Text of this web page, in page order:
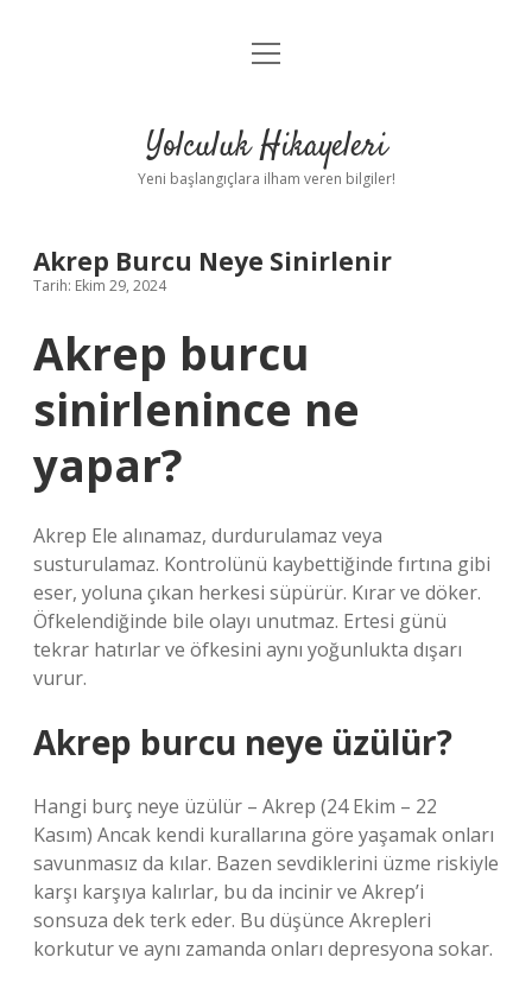
Anasayfa
Yasal Uyarı
menüyü
Yolculuk Hikayeleri
Yeni başlangıçlara ilham veren bilgiler!
Akrep Burcu Neye Sinirlenir
Tarih: Ekim 29, 2024
Akrep burcu
sinirlenince ne
yapar?
Akrep Ele alınamaz, durdurulamaz veya
susturulamaz. Kontrolünü kaybettiğinde fırtına gibi
eser, yoluna çıkan herkesi süpürür. Kırar ve döker.
Öfkelendiğinde bile olayı unutmaz. Ertesi günü
tekrar hatırlar ve öfkesini aynı yoğunlukta dışarı
vurur.
Akrep burcu neye üzülür?
Hangi burç neye üzülür – Akrep (24 Ekim – 22
Kasım) Ancak kendi kurallarına göre yaşamak onları
savunmasız da kılar. Bazen sevdiklerini üzme riskiyle
karşı karşıya kalırlar, bu da incinir ve Akrep’i
sonsuza dek terk eder. Bu düşünce Akrepleri
korkutur ve aynı zamanda onları depresyona sokar.